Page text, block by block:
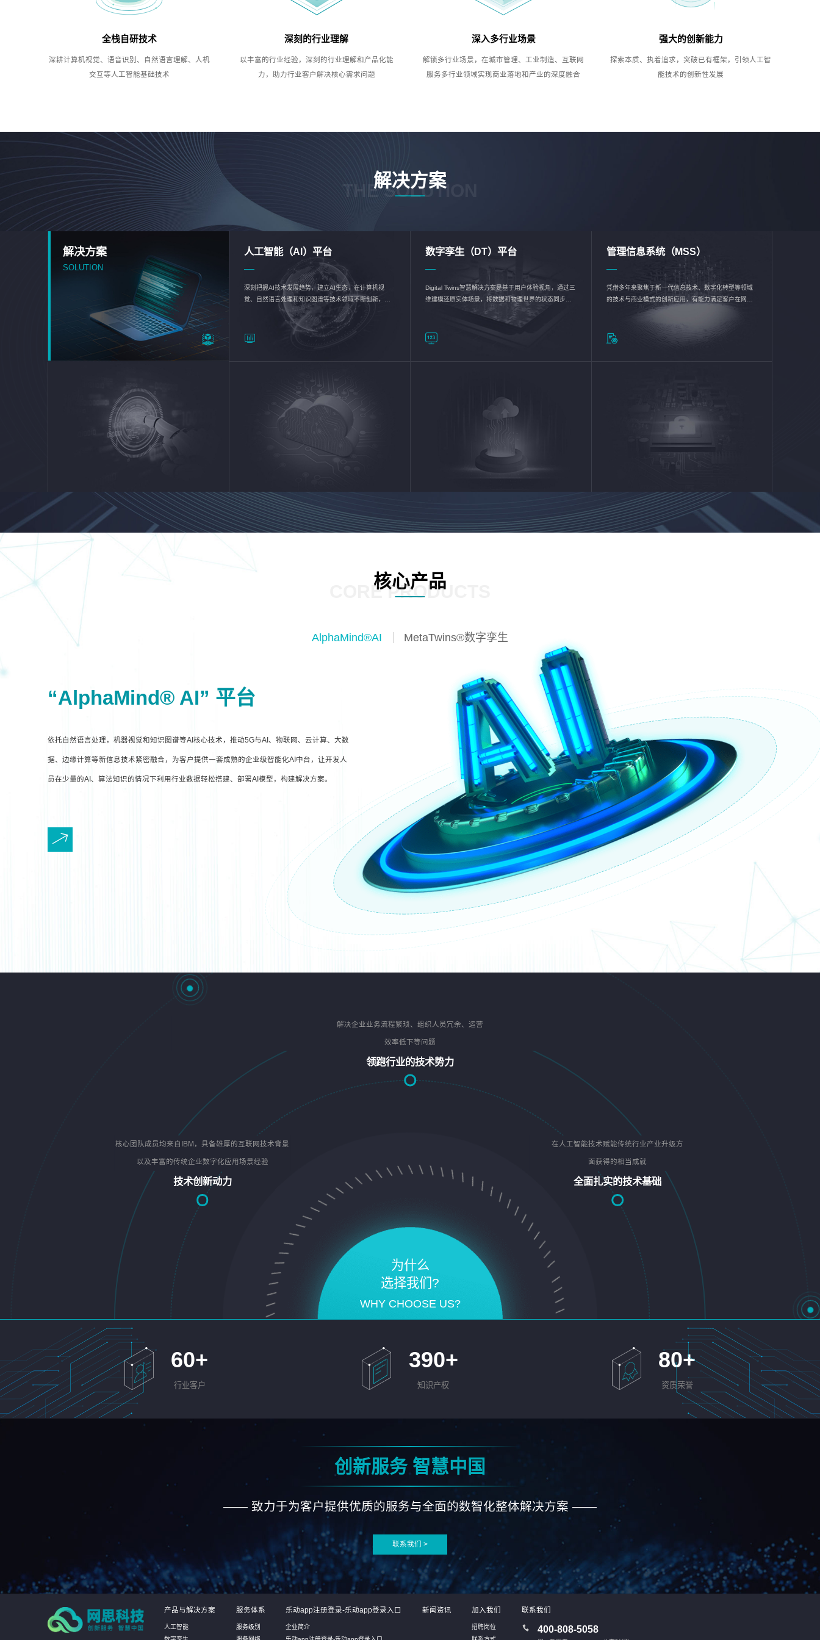
全栈自研技术
深耕计算机视觉、语音识别、自然语言理解、人机
交互等人工智能基础技术
深刻的行业理解
以丰富的行业经验，深刻的行业理解和产品化能
力，助力行业客户解决核心需求问题
深入多行业场景
解锁多行业场景，在城市管理、工业制造、互联网
服务多行业领域实现商业落地和产业的深度融合
强大的创新能力
探索本质、执着追求，突破已有框架，引领人工智
能技术的创新性发展
解决方案
THE SOLUTION
解决方案
SOLUTION
人工智能（AI）平台
深刻把握AI技术发展趋势，建立AI生态，在计算机视
觉、自然语言处理和知识图谱等技术领域不断创新，持
续优化企业数智化转型加速器—AlphaMind®AI能力开放
数字孪生（DT）平台
Digital Twins智慧解决方案是基于用户体验视角，通过三
维建模还原实体场景，将数据和物理世界的状态同步呈
现，使用户对关键数据有更直观的感受，推动各行业完
成智能化转型，实现新旧动能的转换
管理信息系统（MSS）
凭借多年来聚焦于新一代信息技术、数字化转型等领域
的技术与商业模式的创新应用，有能力满足客户在网络
优化、运营维护和信息安全防护等方面的需求，为客户
核心产品
CORE PRODUCTS
AlphaMind®AI MetaTwins®数字孪生
“AlphaMind® AI” 平台
依托自然语言处理，机器视觉和知识图谱等AI核心技术，推动5G与AI、物联网、云计算、大数
据、边缘计算等新信息技术紧密融合，为客户提供一套成熟的企业级智能化AI中台，让开发人
员在少量的AI、算法知识的情况下利用行业数据轻松搭建、部署AI模型，构建解决方案。
为什么
选择我们?
WHY CHOOSE US?
核心团队成员均来自IBM，具备雄厚的互联网技术背景
以及丰富的传统企业数字化应用场景经验
技术创新动力
解决企业业务流程繁琐、组织人员冗余、运营
效率低下等问题
领跑行业的技术势力
在人工智能技术赋能传统行业产业升级方
面获得的相当成就
全面扎实的技术基础
60+
行业客户
390+
知识产权
80+
资质荣誉
创新服务 智慧中国
—— 致力于为客户提供优质的服务与全面的数智化整体解决方案 ——
联系我们 >
产品与解决方案
人工智能
服务体系
服务级别
乐动app注册登录-乐动app登录入口
企业简介
新闻资讯 加入我们
招聘岗位
联系我们
400-808-5058